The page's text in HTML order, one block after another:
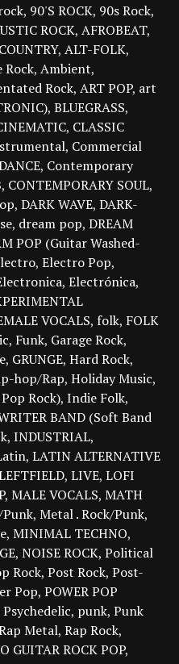
90'S ROCK 90s Rock
ROCK AFROBEAT
ALT-FOLK
Ambient
Rock ART POP art
BLUEGRASS
CLASSIC
Commercial
Contemporary
CONTEMPORARY SOUL
DARK WAVE DARK-
dream pop DREAM
POP (Guitar Washed-
Electro Pop
Electrónica
VOCALS folk FOLK
Funk Garage Rock
GRUNGE Hard Rock
hop/Rap Holiday Music
Rock) Indie Folk
BAND (Soft Band
INDUSTRIAL
LATIN ALTERNATIVE
LIVE LOFI
MALE VOCALS MATH
Metal . Rock/Punk
MINIMAL TECHNO
NOISE ROCK Political
Rock Post Rock Post-
Pop POWER POP
Psychedelic punk Punk
Metal Rap Rock
GUITAR ROCK POP